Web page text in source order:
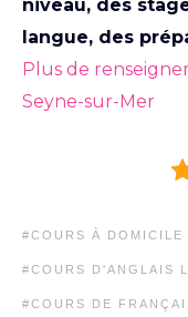
niveau, des
langue, des
Plus de
Seyne-sur-Mer
TAGS
COURS À DOMICILE
COURS D'ANGLAIS
COURS DE